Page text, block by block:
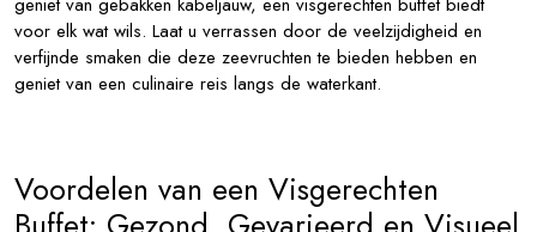
voor elk wat wils. Laat u verrassen door de veelzijdigheid en
verfijnde smaken die deze zeevruchten te bieden hebben en
geniet van een culinaire reis langs de waterkant.
Voordelen van een Visgerechten